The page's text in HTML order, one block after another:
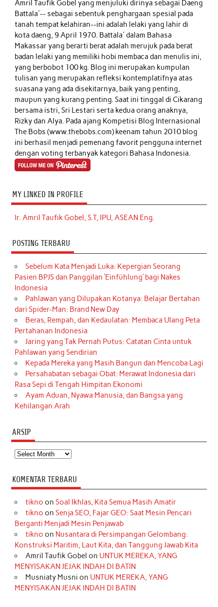
Amril Taufik Gobelyang menjuluki dirinya sebagai Daeng
Battala'-- sebagai sebentuk penghargaan spesial pada
tanah tempat kelahiran--ini adalah lelaki yang lahir di
kota daeng, 9 April 1970. Battala' dalam Bahasa
Makassar yang berarti berat adalah merujuk pada berat
badan lelaki yang memiliki hobi membaca dan menulis ini,
yang berbobot 100 kg. Blog ini merupakan kumpulan
tulisan yang merupakan refleksi kontemplatifnya atas
suasana yang ada disekitarnya, baik yang penting,
maupun yang kurang penting. Saat ini tinggal di Cikarang
bersama istri, Sri Lestari serta kedua orang anaknya,
Rizky dan Alya. Pada ajang Kompetisi Blog Internasional
The Bobs (www.thebobs.com) keenam tahun 2010 blog
ini berhasil menjadi pemenang favorit pengguna internet
dengan voting terbanyak kategori Bahasa Indonesia.
MY LINKED IN PROFILE
Ir. Amril Taufik Gobel, S.T, IPU, ASEAN Eng.
POSTING TERBARU
Sebelum Kata Menjadi Luka: Kepergian Seorang
Pasien BPJS dan Panggilan ‘Einfühlung’ bagi Nakes
Indonesia
Pahlawan yang Dilupakan Kotanya: Belajar Bertahan
dari Spider-Man: Brand New Day
Beras, Rempah, dan Kedaulatan: Membaca Ulang Peta
Pertahanan Indonesia
Jaring yang Tak Pernah Putus: Catatan Cinta untuk
Pahlawan yang Sendirian
Kepada Mereka yang Masih Bangun dan Mencoba Lagi
Persahabatan sebagai Obat: Merawat Indonesia dari
Rasa Sepi di Tengah Himpitan Ekonomi
Ayam Aduan, Nyawa Manusia, dan Bangsa yang
Kehilangan Arah
ARSIP
Arsip
KOMENTAR TERBARU
tikno on Soal Ikhlas, Kita Semua Masih Amatir
tikno on Senja SEO, Fajar GEO: Saat Mesin Pencari
Berganti Menjadi Mesin Penjawab
tikno on Nusantara di Persimpangan Gelombang:
Konstruksi Maritim, Laut Kita, dan Tanggung Jawab Kita
Amril Taufik Gobel on UNTUK MEREKA, YANG
MENYISAKAN JEJAK INDAH DI BATIN
Musniaty Musni on UNTUK MEREKA, YANG
MENYISAKAN JEJAK INDAH DI BATIN